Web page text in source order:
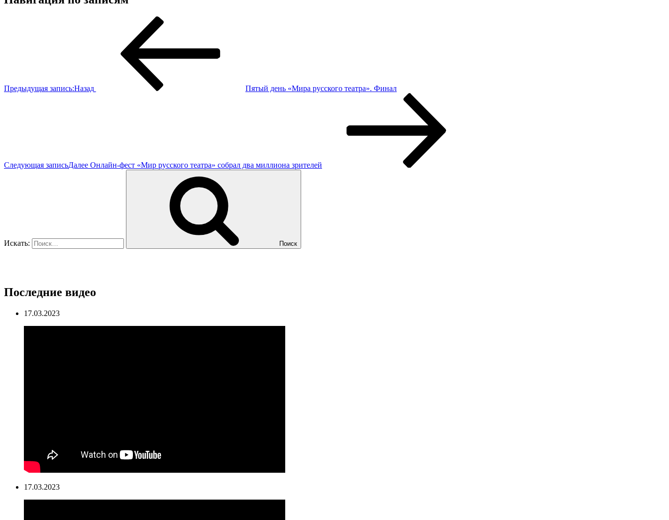
Предыдущая запись:Назад Пятый день «Мира русского театра». Финал
Следующая записьДалее Онлайн-фест «Мир русского театра» собрал два миллиона зрителей
Искать: Поиск
Последние видео
17.03.2023
17.03.2023